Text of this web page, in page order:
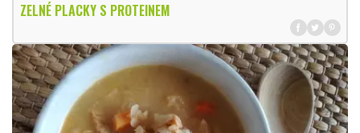
ZELNÉ PLACKY S PROTEINEM